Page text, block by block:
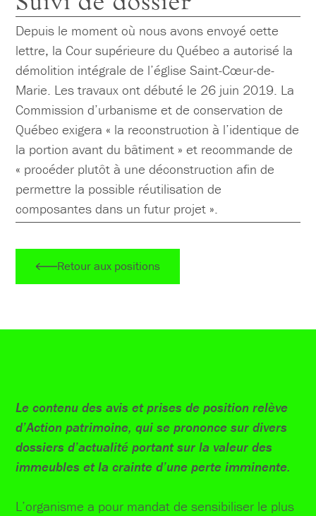
Depuis le moment où nous avons envoyé cette
lettre, la Cour supérieure du Québec a autorisé la
démolition intégrale de l’église Saint-Cœur-de-
Marie. Les travaux ont débuté le 26 juin 2019. La
Commission d’urbanisme et de conservation de
Québec exigera « la reconstruction à l’identique de
la portion avant du bâtiment » et recommande de
« procéder plutôt à une déconstruction afin de
permettre la possible réutilisation de
composantes dans un futur projet ».
Retour aux positions
Le contenu des avis et prises de position relève
d’Action patrimoine, qui se prononce sur divers
dossiers d’actualité portant sur la valeur des
immeubles et la crainte d’une perte imminente.
L’organisme a pour mandat de sensibiliser le plus